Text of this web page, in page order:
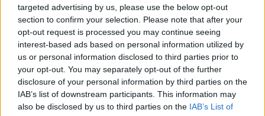
targeted advertising by us, please use the below opt-out
section to confirm your selection. Please note that after your
opt-out request is processed you may continue seeing
interest-based ads based on personal information utilized by
us or personal information disclosed to third parties prior to
your opt-out. You may separately opt-out of the further
disclosure of your personal information by third parties on the
IAB’s list of downstream participants. This information may
also be disclosed by us to third parties on the IAB’s List of
ΔΙΑΦΗΜΙΣΗ